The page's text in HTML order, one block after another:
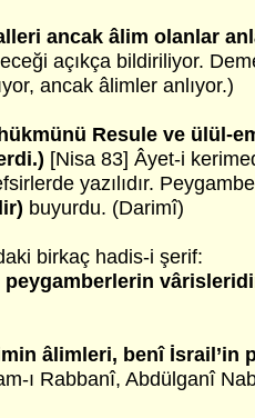
ancak âlim olanlar
açıkça bildiriliyor.
ancak âlimler anlıyor.)
Resule ve ülül-
[Nisa 83] Âyet-i
yazılıdır.
buyurdu. (Darimî)
birkaç hadis-i şerif:
peygamberlerin
âlimleri, benî İsrail’in
ı Rabbanî, Abdülganî